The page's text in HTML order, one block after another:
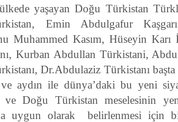
yaşayan Doğu Türkistan
Emin Abdulgafur
Muhammed Kasım, Hüseyin Karı
Kurban Abdullan Türkistani,
Dr.Abdulaziz Türkistanı
aydın ile dünya’daki bu yeni
ve Doğu Türkistan meselesinin
uygun olarak belirlenmesi için